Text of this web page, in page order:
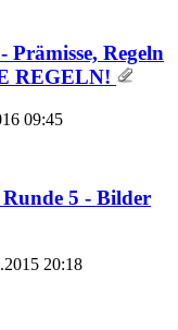
Prämisse, Regeln
REGELN!
09:45
5 - Bilder
20:18